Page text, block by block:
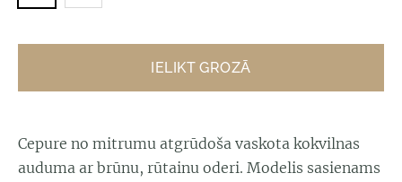
IELIKT GROZĀ
Cepure no mitrumu atgrūdoša vaskota kokvilnas
auduma ar brūnu, rūtainu oderi. Modelis sasienams